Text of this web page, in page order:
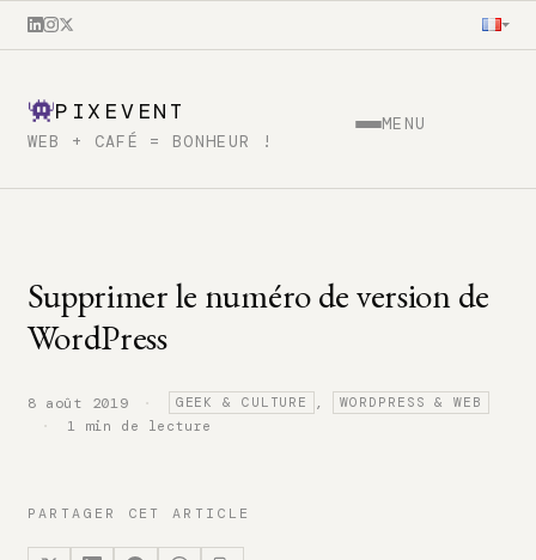
PIXEVENT
WEB + CAFÉ = BONHEUR !
MENU
Supprimer le numéro de version de
WordPress
8 août 2019 · GEEK & CULTURE , WORDPRESS & WEB
· 1 min de lecture
PARTAGER CET ARTICLE